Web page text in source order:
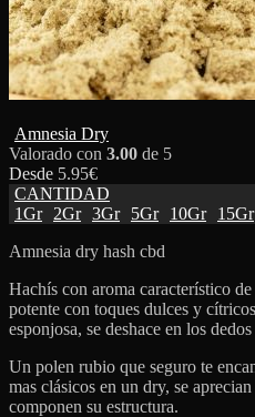
Amnesia Dry
Valorado con 3.00 de 5
Desde 5.95€
CANTIDAD
1Gr
2Gr 3Gr 5Gr 10Gr 15Gr
Amnesia dry hash cbd
Hachís con aroma característico
potente con toques dulces y
esponjosa, se deshace en los
Un polen rubio que seguro te
mas clásicos en un dry, se
componen su estructura.